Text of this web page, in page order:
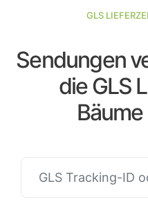
GLS
Sendungen
die GLS